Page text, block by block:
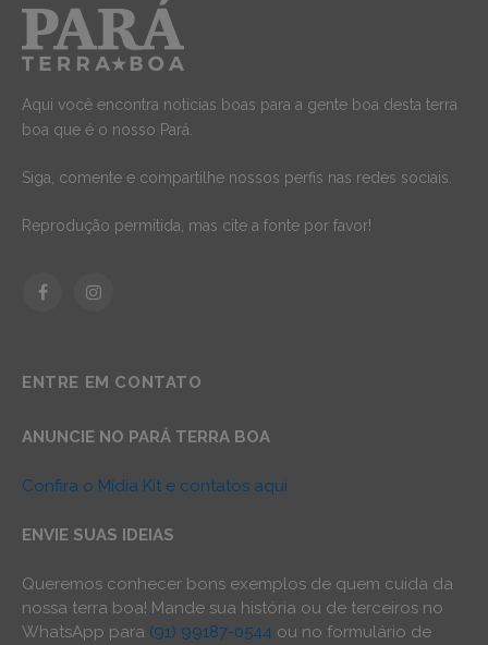
Aqui você encontra notícias boas para a gente boa desta terra
boa que é o nosso Pará.
Siga, comente e compartilhe nossos perfis nas redes sociais.
Reprodução permitida, mas cite a fonte por favor!
FacebookInstagram
ENTRE EM CONTATO
ANUNCIE NO PARÁ TERRA BOA
Confira o Mídia Kit e contatos aqui
ENVIE SUAS IDEIAS
Queremos conhecer bons exemplos de quem cuida da
nossa terra boa! Mande sua história ou de terceiros no
WhatsApp para (91) 99187-0544 ou no formulário de